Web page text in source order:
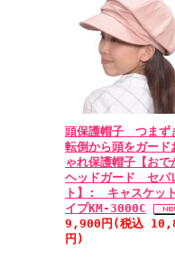
頭保護帽子 つまず
転倒から頭をガード
ゃれ保護帽子【おで
ヘッドガード セパ
ト】: キャスケッ
イプKM-3000C
9,900円(税込
円)